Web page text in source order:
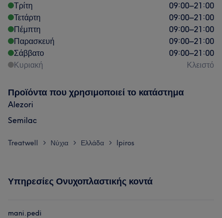
Τρίτη
09:00–21:00
Τετάρτη
09:00–21:00
Πέμπτη
09:00–21:00
Παρασκευή
09:00–21:00
Σάββατο
09:00–21:00
Κυριακή
Κλειστό
Προϊόντα που χρησιμοποιεί το κατάστημα
Alezori
Semilac
Treatwell > Νύχια > Ελλάδα > Ipiros
Υπηρεσίες Ονυχοπλαστικής κοντά
mani.pedi